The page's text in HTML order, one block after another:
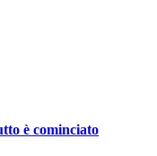
è cominciato